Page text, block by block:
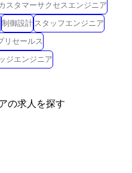
カスタマーサクセスエンジニア
制御設計 スタッフエンジニア
リセールス
ジエンジニア
の求人を探す